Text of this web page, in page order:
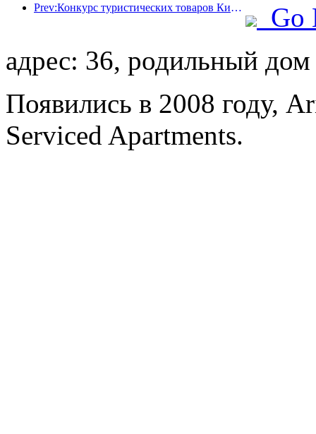
Prev:Конкурс туристических товаров Китая успешно прошел в Сянтане (провинция Хунань).
Go
адрес: 36, родильный дом
Появились в 2008 году,
Serviced Apartments.